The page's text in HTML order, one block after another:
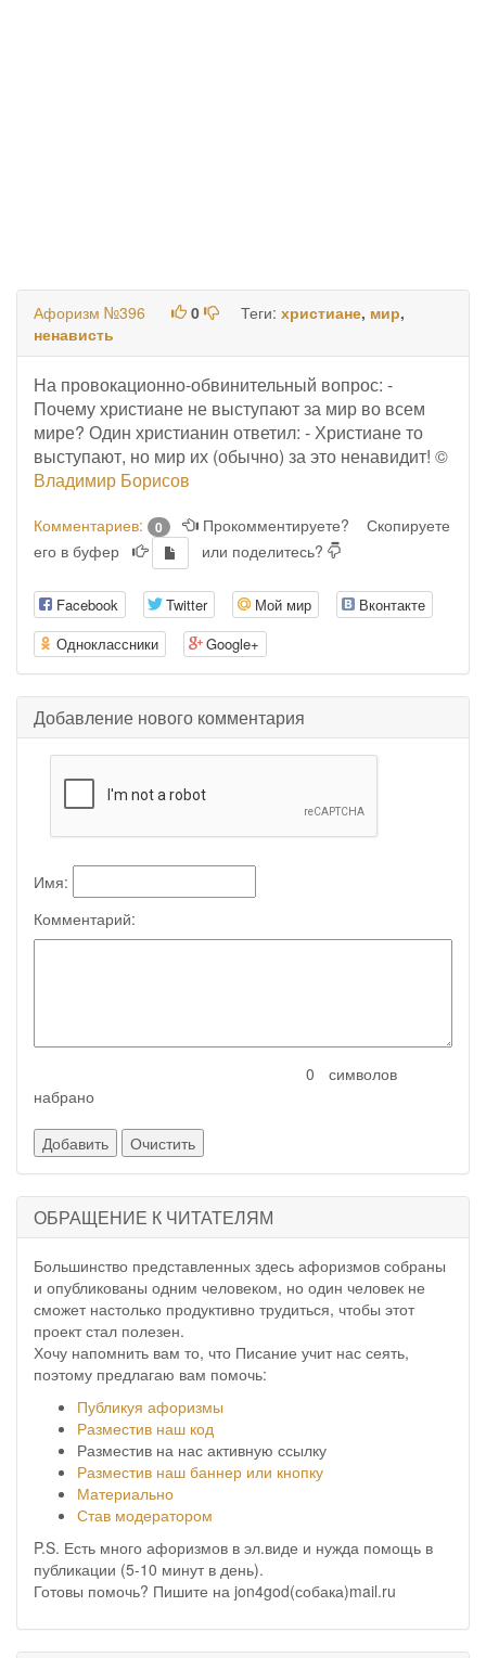
Афоризм №396 0 Теги: христиане, мир,
ненависть
На провокационно-обвинительный вопрос: -
Почему христиане не выступают за мир во всем
мире? Один христианин ответил: - Христиане то
выступают, но мир их (обычно) за это ненавидит! ©
Владимир Борисов
Комментариев: 0 Прокомментируете?
Скопируете
его в буфер
или поделитесь?
Facebook Twitter Мой мир
Вконтакте
Одноклассники
Google+
Добавление нового комментария
Имя:
Комментарий:
символов
набрано
ОБРАЩЕНИЕ К ЧИТАТЕЛЯМ
Большинство представленных здесь афоризмов собраны
и опубликованы одним человеком, но один человек не
сможет настолько продуктивно трудиться, чтобы этот
проект стал полезен.
Хочу напомнить вам то, что Писание учит нас сеять,
поэтому предлагаю вам помочь:
Публикуя афоризмы
Разместив наш код
Разместив на нас активную ссылку
Разместив наш баннер или кнопку
Материально
Став модератором
P.S. Есть много афоризмов в эл.виде и нужда помощь в
публикации (5-10 минут в день).
Готовы помочь? Пишите на jon4god(собака)mail.ru